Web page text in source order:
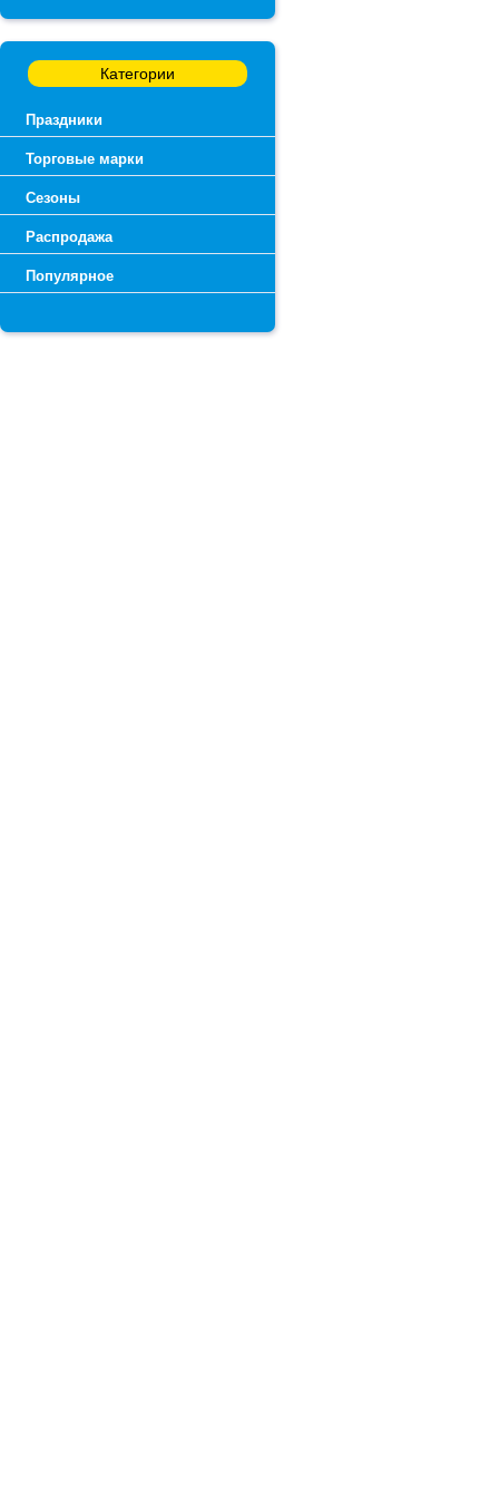
Категории
Праздники
Торговые марки
Сезоны
Распродажа
Популярное